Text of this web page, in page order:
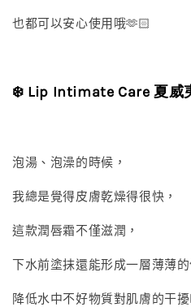
也都可以安心使用哦🫶🏻
❄️ Lip Intimate Care 夏威
泡湯、泡澡的時候，
我總是覺得皮膚乾燥得很快，
這款潤唇霜不僅滋潤，
下水前塗抹還能形成一層薄薄的
降低水中不好物質對肌膚的干擾